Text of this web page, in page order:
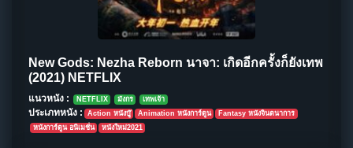
New Gods: Nezha Reborn นาจา: เกิดอีกครั้งก็ยังเทพ
(2021) NETFLIX
แนวหนัง : NETFLIX มังกร เทพเจ้า
ประเภทหนัง : Action หนังบู๊ Animation หนังการ์ตูน
Fantasy หนังจินตนาการ
หนังการ์ตูน อนิเมชั่น
หนังใหม่2021